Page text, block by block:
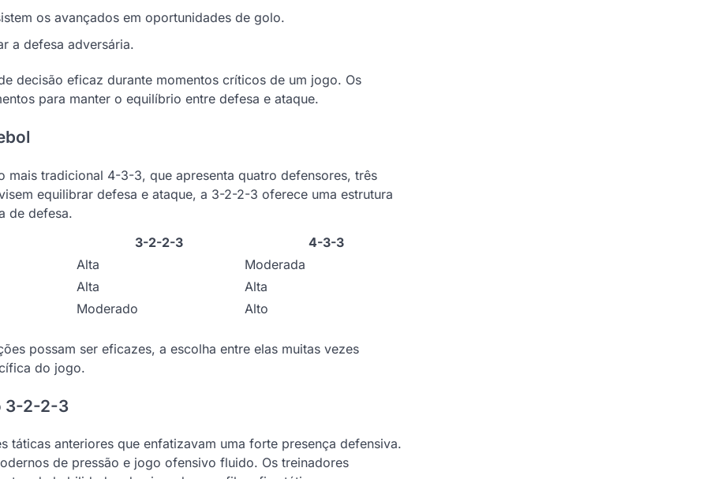
os avançados em oportunidades de golo.
a defesa adversária.
decisão eficaz durante momentos críticos de um jogo. Os
para manter o equilíbrio entre defesa e ataque.
tradicional 4-3-3, que apresenta quatro defensores, três
equilibrar defesa e ataque, a 3-2-2-3 oferece uma estrutura
de defesa.
3-2-2-3
4-3-3
Alta
Moderada
Alta
Alta
Moderado
Alto
possam ser eficazes, a escolha entre elas muitas vezes
do jogo.
3-2-2-3
anteriores que enfatizavam uma forte presença defensiva.
de pressão e jogo ofensivo fluido. Os treinadores